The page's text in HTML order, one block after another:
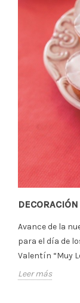
Avance de la
para el día de
Valentín “Muy
Leer más